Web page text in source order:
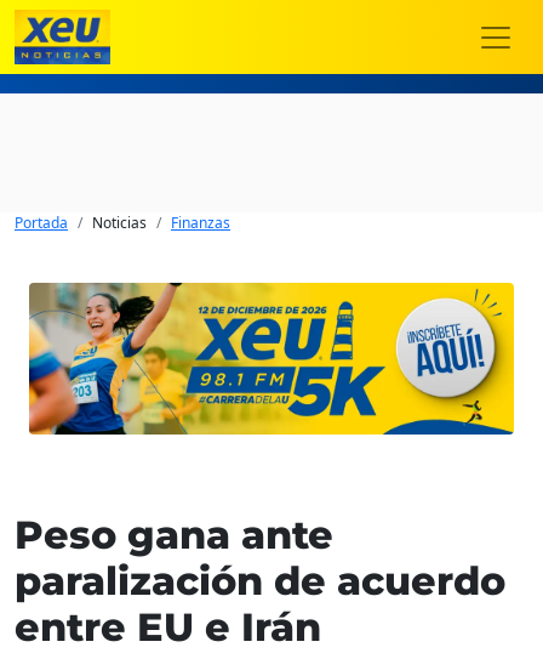
Portada Noticias Finanzas
Peso gana ante
paralización de acuerdo
entre EU e Irán